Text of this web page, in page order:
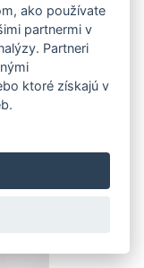
ako používate
partnermi v
Partneri
ktoré získajú v